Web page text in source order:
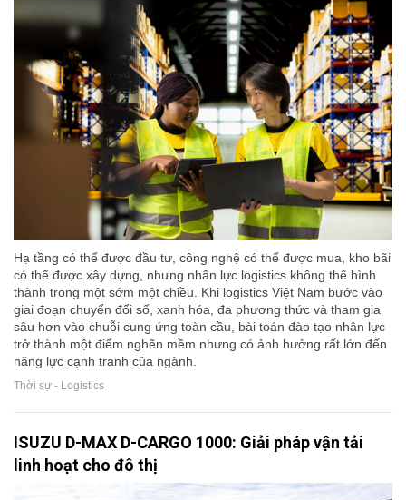
Hạ tầng có thể được đầu tư, công nghệ có thể được mua, kho bãi
có thể được xây dựng, nhưng nhân lực logistics không thể hình
thành trong một sớm một chiều. Khi logistics Việt Nam bước vào
giai đoạn chuyển đổi số, xanh hóa, đa phương thức và tham gia
sâu hơn vào chuỗi cung ứng toàn cầu, bài toán đào tạo nhân lực
trở thành một điểm nghẽn mềm nhưng có ảnh hưởng rất lớn đến
năng lực cạnh tranh của ngành.
Thời sự - Logistics
ISUZU D-MAX D-CARGO 1000: Giải pháp vận tải
linh hoạt cho đô thị